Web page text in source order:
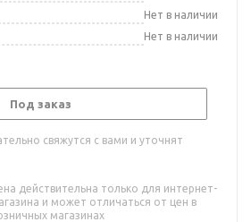
Нет в наличии
Нет в наличии
Под заказ
свяжутся с вами и уточнят
действительна только для интернет-
и может отличаться от цен в
магазинах